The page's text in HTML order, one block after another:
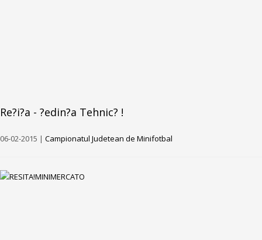
Re?i?a - ?edin?a Tehnic? !
06-02-2015 | Campionatul Judetean de Minifotbal